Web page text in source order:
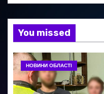
You missed
НОВИНИ ОБЛАСТІ